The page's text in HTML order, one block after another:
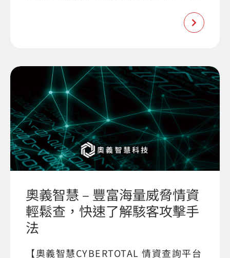
奧義智慧 – 豐富海量威脅情資
輕鬆查，快速了解駭客攻擊手
法
【奧義智慧CYBERTOTAL 情資查詢平台